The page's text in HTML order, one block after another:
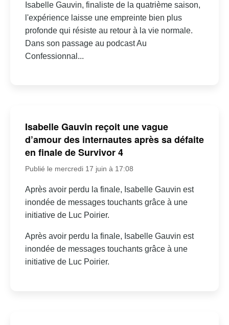
Isabelle Gauvin, finaliste de la quatrième saison,
l'expérience laisse une empreinte bien plus
profonde qui résiste au retour à la vie normale.
Dans son passage au podcast Au
Confessionnal...
Isabelle Gauvin reçoit une vague
d’amour des internautes après sa défaite
en finale de Survivor 4
Publié le mercredi 17 juin à 17:08
Après avoir perdu la finale, Isabelle Gauvin est
inondée de messages touchants grâce à une
initiative de Luc Poirier.
Après avoir perdu la finale, Isabelle Gauvin est
inondée de messages touchants grâce à une
initiative de Luc Poirier.